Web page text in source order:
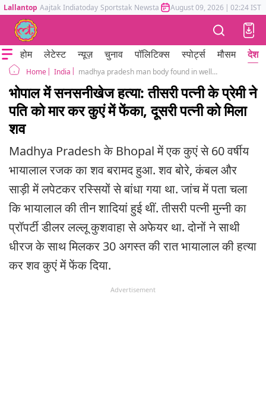
Lallantop Aajtak Indiatoday Sportstak Newstak Mumbai Tak Astrotak
August 09, 2026 | 02:24 IST
होम लेटेस्ट न्यूज़ चुनाव पॉलिटिक्स स्पोर्ट्स मौसम देश
Home India madhya pradesh man body found in well killed by wife lover found by second wife
भोपाल में सनसनीखेज हत्या: तीसरी पत्नी के प्रेमी ने
पति को मार कर कुएं में फेंका, दूसरी पत्नी को मिला
शव
Madhya Pradesh के Bhopal में एक कुएं से 60 वर्षीय
भायालाल रजक का शव बरामद हुआ. शव बोरे, कंबल और
साड़ी में लपेटकर रस्सियों से बांधा गया था. जांच में पता चला
कि भायालाल की तीन शादियां हुई थीं. तीसरी पत्नी मुन्नी का
प्रॉपर्टी डीलर लल्लू कुशवाहा से अफेयर था. दोनों ने साथी
धीरज के साथ मिलकर 30 अगस्त की रात भायालाल की हत्या
कर शव कुएं में फेंक दिया.
Advertisement